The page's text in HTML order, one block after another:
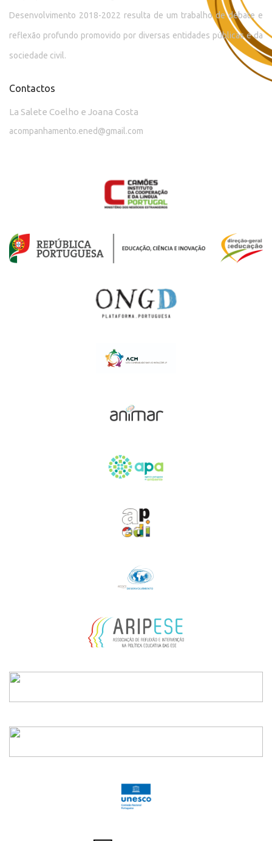
Desenvolvimento 2018-2022 resulta de um trabalho de debate e
reflexão profundo promovido por diversas entidades públicas e da
sociedade civil.
Contactos
La Salete Coelho e Joana Costa
acompanhamento.ened@gmail.com